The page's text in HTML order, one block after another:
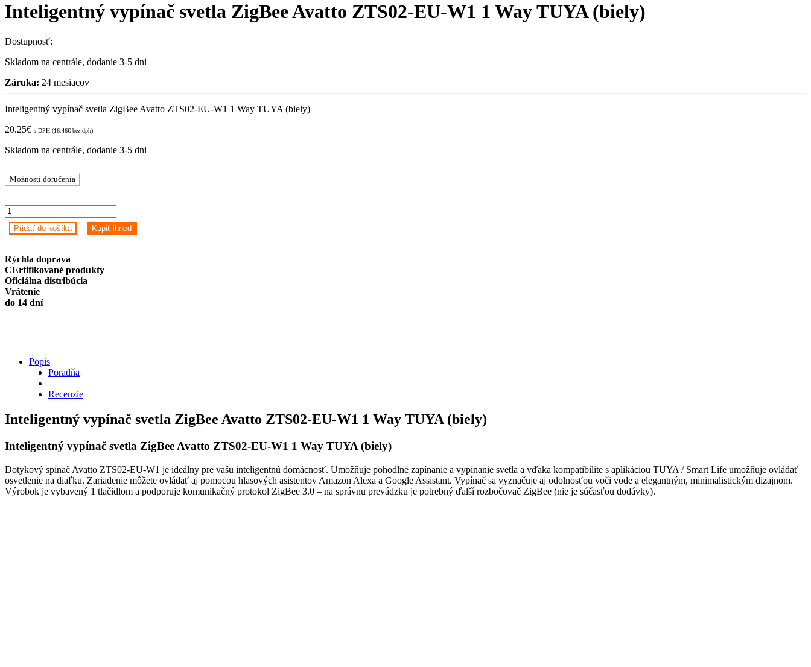
Inteligentný vypínač svetla ZigBee Avatto ZTS02-EU-W1 1 Way TUYA (biely)
Dostupnosť:
Skladom na centrále, dodanie 3-5 dni
Záruka: 24 mesiacov
Inteligentný vypínač svetla ZigBee Avatto ZTS02-EU-W1 1 Way TUYA (biely)
20.25€ s DPH (16.46€ bez dph)
Skladom na centrále, dodanie 3-5 dni
Možnosti doručenia
Inteligentný
vypínač
svetla
ZTS02-
EU-
W1
1
Way
Pridať do košíka Kúpiť ihneď
Rýchla doprava
CErtifikované produkty
Oficiálna distribúcia
Vrátenie
do 14 dní
Popis
Poradňa
Recenzie
Inteligentný vypínač svetla ZigBee Avatto ZTS02-EU-W1 1 Way TUYA (biely)
Inteligentný vypínač svetla ZigBee Avatto ZTS02-EU-W1 1 Way TUYA (biely)
Dotykový spínač Avatto ZTS02-EU-W1 je ideálny pre vašu inteligentnú domácnosť. Umožňuje pohodlné zapínanie a vypínanie svetla a vďaka kompatibilite s aplikáciou TUYA / Smart Life umožňuje ovládať
osvetlenie na diaľku. Zariadenie môžete ovládať aj pomocou hlasových asistentov Amazon Alexa a Google Assistant. Vypínač sa vyznačuje aj odolnosťou voči vode a elegantným, minimalistickým dizajnom.
Výrobok je vybavený 1 tlačidlom a podporuje komunikačný protokol ZigBee 3.0 – na správnu prevádzku je potrebný ďalší rozbočovač ZigBee (nie je súčasťou dodávky).